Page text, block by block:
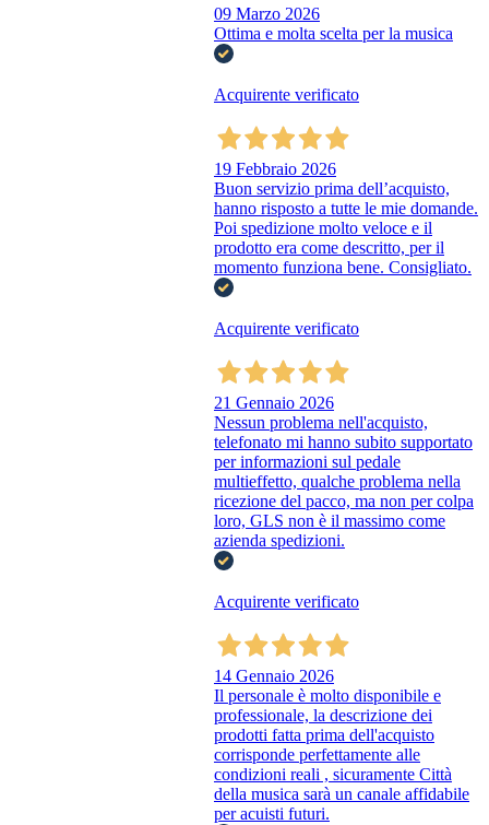
09 Marzo 2026
Ottima e molta scelta per la musica
Acquirente verificato
19 Febbraio 2026
Buon servizio prima dell’acquisto,
hanno risposto a tutte le mie domande.
Poi spedizione molto veloce e il
prodotto era come descritto, per il
momento funziona bene. Consigliato.
Acquirente verificato
21 Gennaio 2026
Nessun problema nell'acquisto,
telefonato mi hanno subito supportato
per informazioni sul pedale
multieffetto, qualche problema nella
ricezione del pacco, ma non per colpa
loro, GLS non è il massimo come
azienda spedizioni.
Acquirente verificato
14 Gennaio 2026
Il personale è molto disponibile e
professionale, la descrizione dei
prodotti fatta prima dell'acquisto
corrisponde perfettamente alle
condizioni reali , sicuramente Città
della musica sarà un canale affidabile
per acuisti futuri.